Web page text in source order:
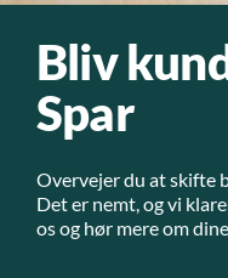
Bliv
Spar
Overvejer du at skifte
Det er nemt, og vi
os og hør mere om